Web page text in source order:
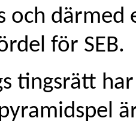
och därmed
för SEB.
tingsrätt